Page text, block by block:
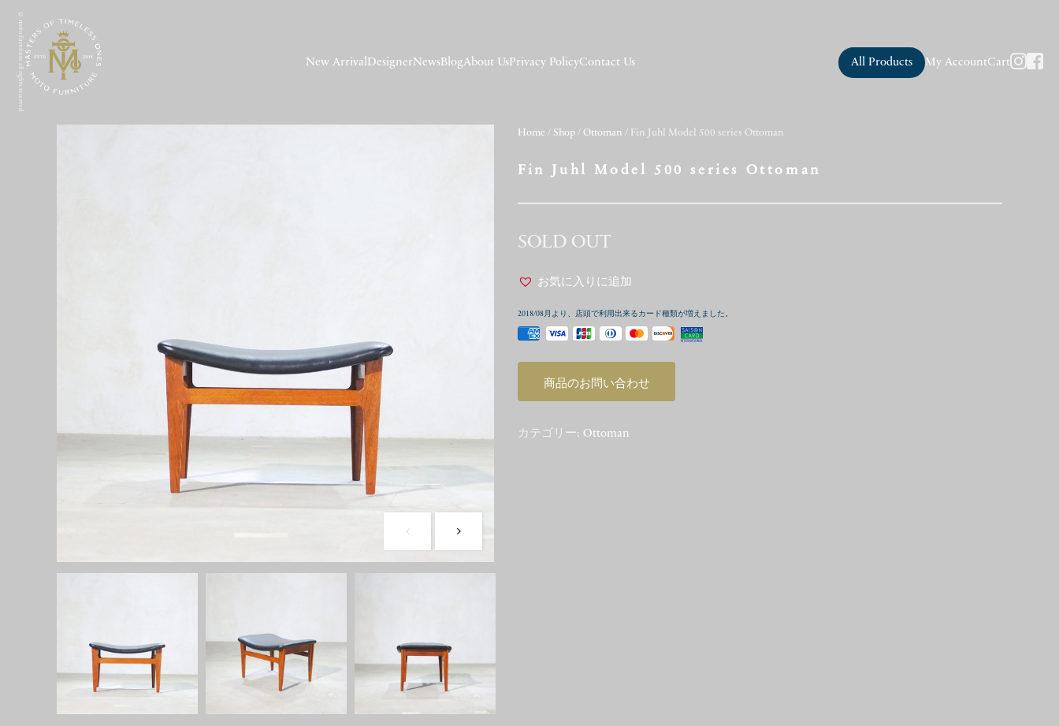
© moto furniture all rights reserved. New Arrival DesignerNewsBlogAbout UsPrivacy PolicyContact Us All Products My AccountCart
Home / Shop / Ottoman / Fin Juhl Model 500 series Ottoman
Fin Juhl Model 500 series Ottoman
SOLD OUT
お気に入りに追加
2018/08月より、店頭で利用出来るカード種類が増えました。
商品のお問い合わせ
カテゴリー: Ottoman